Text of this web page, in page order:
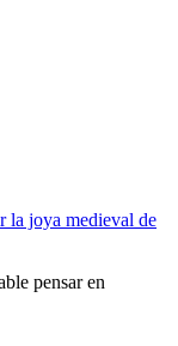
la joya medieval de
pensar en